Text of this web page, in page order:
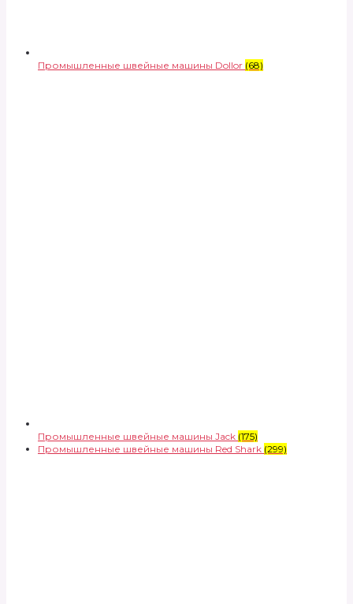
Промышленные швейные машины Dollor (68)
Промышленные швейные машины Jack (175)
Промышленные швейные машины Red Shark (299)